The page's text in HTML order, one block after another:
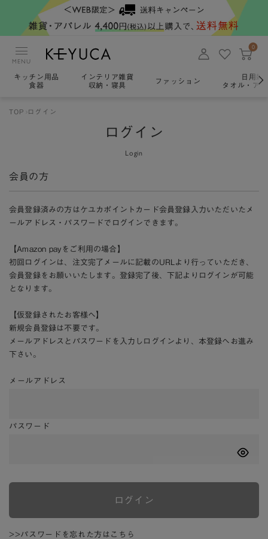
MENU
0
キッチン用品
食器
インテリア雑貨
収納・寝具
ファッション
日用雑
タオル・ア
TOP ログイン
ログイン
Login
会員の方
会員登録済みの方はケユカポイントカード会員登録入力いただいたメ
ールアドレス・パスワードでログインできます。
【Amazon payをご利用の場合】
初回ログインは、注文完了メールに記載のURLより行っていただき、
会員登録をお願いいたします。登録完了後、下記よりログインが可能
となります。
【仮登録されたお客様へ】
新規会員登録は不要です。
メールアドレスとパスワードを入力しログインより、本登録へお進み
下さい。
メールアドレス
パスワード
ログイン
>>パスワードを忘れた方はこちら